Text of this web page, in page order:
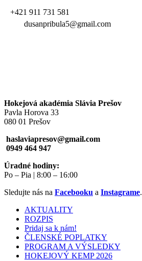
+421 911 731 581
dusanpribula5@gmail.com
Hokejová akadémia Slávia Prešov
Pavla Horova 33
080 01 Prešov
haslaviapresov@gmail.com
0949 464 947
Úradné hodiny:
Po – Pia | 8:00 – 16:00
Sledujte nás na Facebooku a Instagrame.
AKTUALITY
ROZPIS
Pridaj sa k nám!
ČLENSKÉ POPLATKY
PROGRAM A VÝSLEDKY
HOKEJOVÝ KEMP 2026